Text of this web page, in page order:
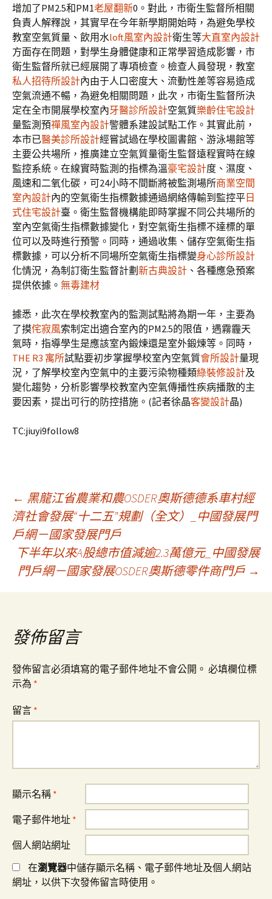
增加了PM2.5和PM1老屋翻新0。對此，市衛生監督所相關
負責人解釋說，其實早在今年新學期開始時，為避免學校
教室空氣質量、飲用水loft風室內設計衛生等大直室內設計
方面存在問題，對學生身體健康和正常學習造成影響，市
衛生監督所就已經展開了專項檢查。檢查人員發現，教室
私人招待所設計內由于人口密度大、流動性差等容易造成
空氣流通不暢，為避免相關問題，此次，市衛生監督所決
定在全市開展學校室內牙醫診所設計空氣質樂齡住宅設計
量監測預禪風室內設計警體系建設試點工作。其實此前，
本市已醫美診所設計經嘗試過在學校圖書館、游泳場館等
主要公共場所，推廣建立空氣質量衛生監督遠程實時在線
監控系統。在線實時監測的指標為溫豪宅設計度、濕度、
風速和二氧化碳，可24小時不間斷將被監測場所商業空間
室內設計內的空氣衛生指標數據通過網絡傳輸到監控平 日
式住宅設計臺。衛生監督機構能即時掌握不同公共場所的
室內空氣衛生指標數據變化，對空氣衛生指標不達標的單
位可以及時進行預警。同時，通過收集、儲存空氣衛生指
標數據，可以分析不同場所空氣衛生指標變身心診所設計
化情況，為制訂衛生監督計劃 新古典設計 、各種應急預案
提供依據。 無毒建材
據悉，此次在學校教室內的監測試點將為期一年，主要為
了摸侘寂風索制定出適合室內的PM2.5的限值，遇霧霾天
氣時，指導學生是應該室內鍛煉還是室外鍛煉等。同時，
THE R3 寓所試點要初步掌握學校室內空氣質會所設計量現
況，了解學校室內空氣中的主要污染物種類綠裝修設計及
變化趨勢，分析影響學校教室內空氣傳播性疾病播散的主
要因素，提出可行的防控措施。(記者徐晶客變設計晶)
TC:jiuyi9follow8
文
章
導
覽
← 黑龍江省農業和農OSDER奧斯德德系車村經
濟社會發展“十二五”規劃（全文）_中國發展門
戶網－國家發展門戶
下半年以來A股總市值減逾2.3萬億元_中國發展
門戶網－國家發展OSDER奧斯德零件商門戶 →
發佈留言
發佈留言必須填寫的電子郵件地址不會公開。 必填欄位標
示為 *
留言 *
顯示名稱 *
電子郵件地址 *
個人網站網址
在瀏覽器中儲存顯示名稱、電子郵件地址及個人網站
網址，以供下次發佈留言時使用。